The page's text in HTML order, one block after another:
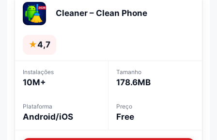
Cleaner – Clean Phone
★4,7
Instalações
10M+
Tamanho
178.6MB
Plataforma
Android/iOS
Preço
Free